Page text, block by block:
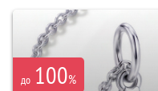
до 100%